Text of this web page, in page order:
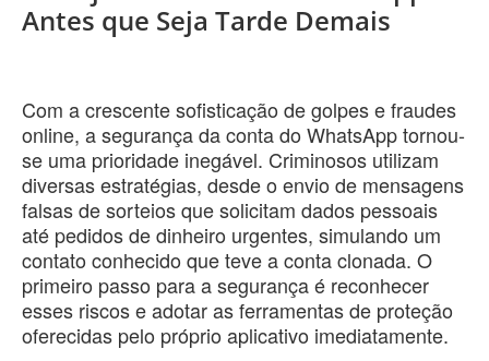
Antes que Seja Tarde Demais
​Com a crescente sofisticação de golpes e fraudes
online, a segurança da conta do WhatsApp tornou-
se uma prioridade inegável. Criminosos utilizam
diversas estratégias, desde o envio de mensagens
falsas de sorteios que solicitam dados pessoais
até pedidos de dinheiro urgentes, simulando um
contato conhecido que teve a conta clonada. O
primeiro passo para a segurança é reconhecer
esses riscos e adotar as ferramentas de proteção
oferecidas pelo próprio aplicativo imediatamente.